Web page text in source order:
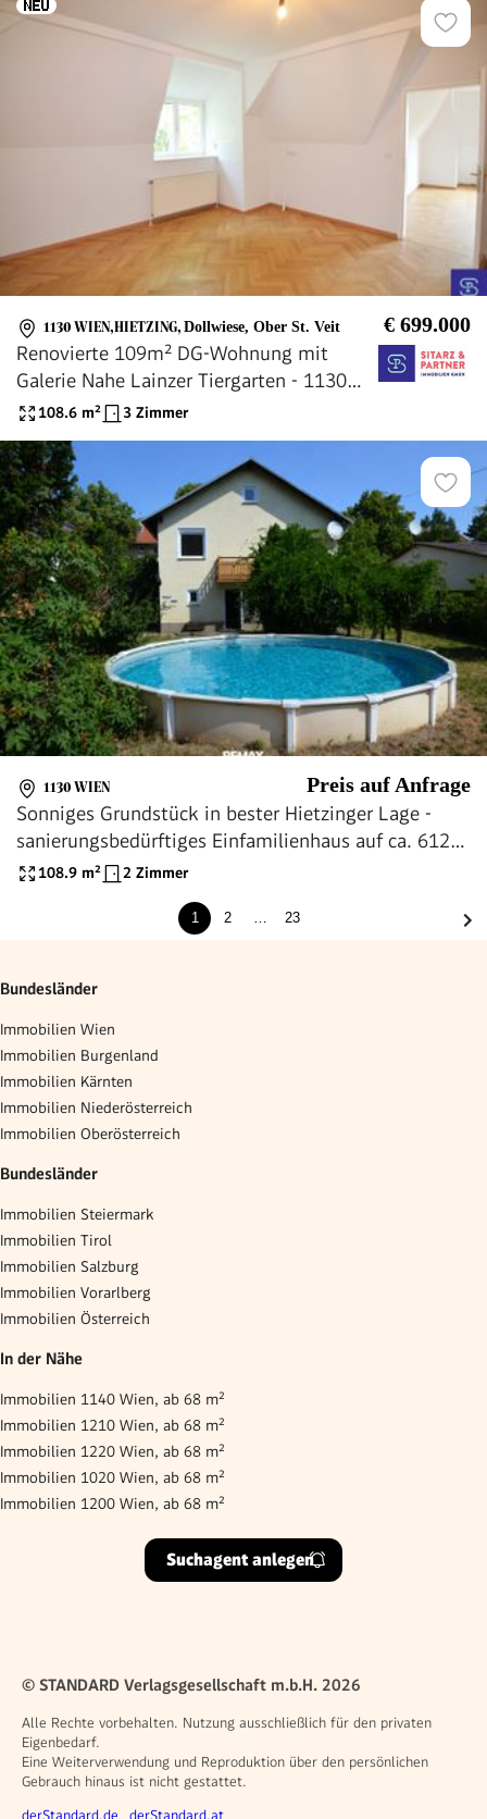
1130 WIEN,HIETZING, Dollwiese, Ober St. Veit € 699.000
Renovierte 109m² DG-Wohnung mit
Galerie Nahe Lainzer Tiergarten - 1130
Wien108.6 m² 3 Zimmer
1130 WIEN Preis auf Anfrage
Sonniges Grundstück in bester Hietzinger Lage -
sanierungsbedürftiges Einfamilienhaus auf ca. 612
m² Eigengrund
108.9 m² 2 Zimmer
1 2 23
Bundesländer
Immobilien Wien
Immobilien Burgenland
Immobilien Kärnten
Immobilien Niederösterreich
Immobilien Oberösterreich
Bundesländer
Immobilien Steiermark
Immobilien Tirol
Immobilien Salzburg
Immobilien Vorarlberg
Immobilien Österreich
In der Nähe
Immobilien 1140 Wien, ab 68 m²
Immobilien 1210 Wien, ab 68 m²
Immobilien 1220 Wien, ab 68 m²
Immobilien 1020 Wien, ab 68 m²
Immobilien 1200 Wien, ab 68 m²
Suchagent anlegen
© STANDARD Verlagsgesellschaft m.b.H. 2026
Alle Rechte vorbehalten. Nutzung ausschließlich für den privaten
Eigenbedarf.
Eine Weiterverwendung und Reproduktion über den persönlichen
Gebrauch hinaus ist nicht gestattet.
derStandard.de derStandard.at